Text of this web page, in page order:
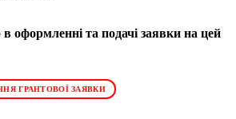
оформленні та подачі заявки на цей
ГРАНТОВОЇ ЗАЯВКИ